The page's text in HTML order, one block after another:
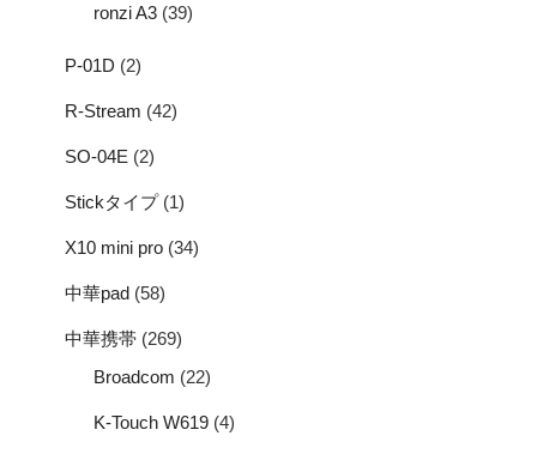
ronzi A3 (39)
P-01D (2)
R-Stream (42)
SO-04E (2)
Stickタイプ(1)
X10 mini pro (34)
中華pad (58)
中華携帯 (269)
Broadcom (22)
K-Touch W619 (4)